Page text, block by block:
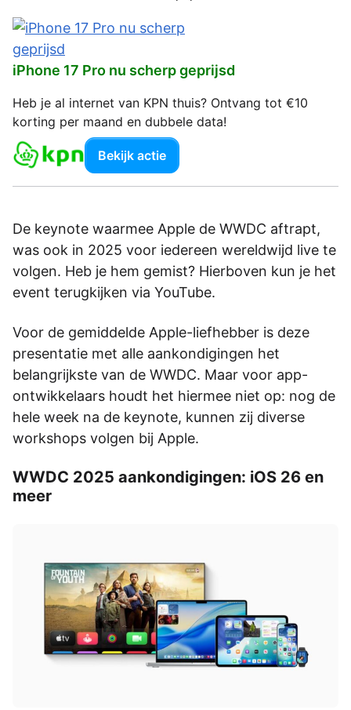
iPhone 17 Pro nu scherp geprijsd
Heb je al internet van KPN thuis? Ontvang tot €10
korting per maand en dubbele data!
Bekijk actie
De keynote waarmee Apple de WWDC aftrapt,
was ook in 2025 voor iedereen wereldwijd live te
volgen. Heb je hem gemist? Hierboven kun je het
event terugkijken via YouTube.
Voor de gemiddelde Apple-liefhebber is deze
presentatie met alle aankondigingen het
belangrijkste van de WWDC. Maar voor app-
ontwikkelaars houdt het hiermee niet op: nog de
hele week na de keynote, kunnen zij diverse
workshops volgen bij Apple.
WWDC 2025 aankondigingen: iOS 26 en
meer